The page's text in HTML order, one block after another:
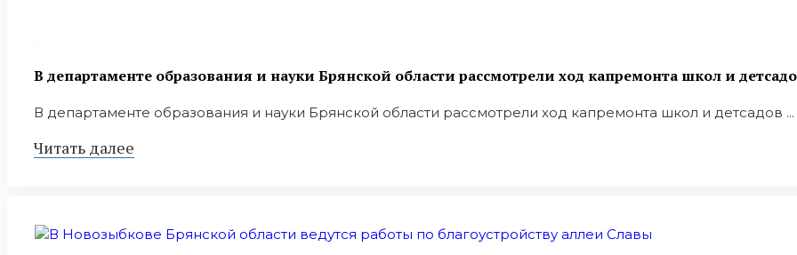
В департаменте образования и науки Брянской области рассмотрели ход капремонта школ и
В департаменте образования и науки Брянской области рассмотрели ход капремонта школ и детсадов ...
Читать далее